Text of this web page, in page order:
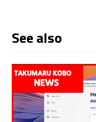
See also